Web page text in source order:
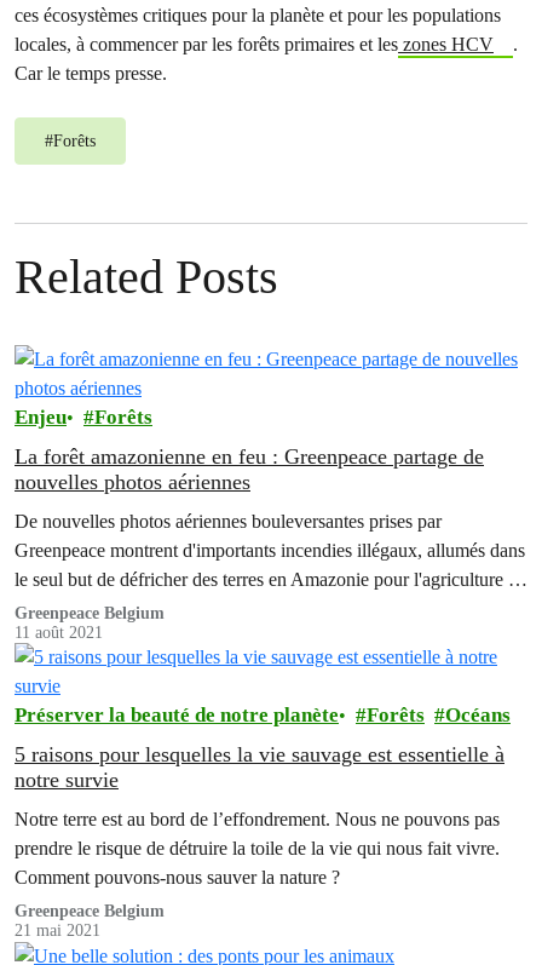
ces écosystèmes critiques pour la planète et pour les populations
locales, à commencer par les forêts primaires et les zones HCV
.
Car le temps presse.
#Forêts
Related Posts
Enjeu Forêts
La forêt amazonienne en feu : Greenpeace partage de
nouvelles photos aériennes
De nouvelles photos aériennes bouleversantes prises par
Greenpeace montrent d'importants incendies illégaux, allumés dans
le seul but de défricher des terres en Amazonie pour l'agriculture ou
l'élevage du bétail.
Greenpeace Belgium
11 août 2021
Préserver la beauté de notre planète Forêts Océans
5 raisons pour lesquelles la vie sauvage est essentielle à
notre survie
Notre terre est au bord de l’effondrement. Nous ne pouvons pas
prendre le risque de détruire la toile de la vie qui nous fait vivre.
Comment pouvons-nous sauver la nature ?
Greenpeace Belgium
21 mai 2021